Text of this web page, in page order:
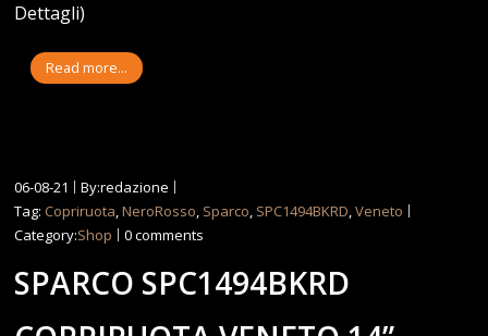
Dettagli)
Read more...
06-08-21
By:redazione
Tag: Copriruota,NeroRosso, Sparco, SPC1494BKRD,Veneto
Category:Shop 0 comments
SPARCO SPC1494BKRD